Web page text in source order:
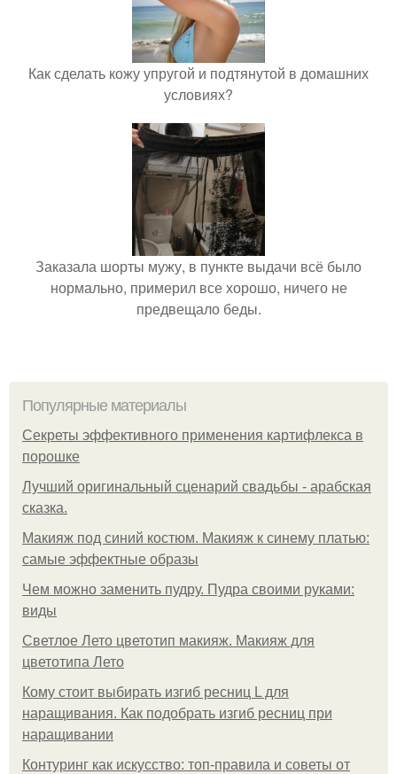
Как сделать кожу упругой и подтянутой в домашних
условиях?
Заказала шорты мужу, в пункте выдачи всё было
нормально, примерил все хорошо, ничего не
предвещало беды.
Популярные материалы
Секреты эффективного применения картифлекса в
порошке
Лучший оригинальный сценарий свадьбы - арабская
сказка.
Макияж под синий костюм. Макияж к синему платью:
самые эффектные образы
Чем можно заменить пудру. Пудра своими руками:
виды
Светлое Лето цветотип макияж. Макияж для
цветотипа Лето
Кому стоит выбирать изгиб ресниц L для
наращивания. Как подобрать изгиб ресниц при
наращивании
Контуринг как искусство: топ-правила и советы от